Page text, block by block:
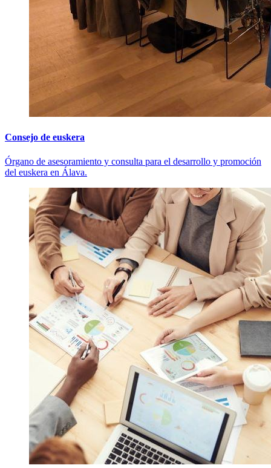
Consejo de euskera
Órgano de asesoramiento y consulta para el desarrollo y promoción
del euskera en Álava.